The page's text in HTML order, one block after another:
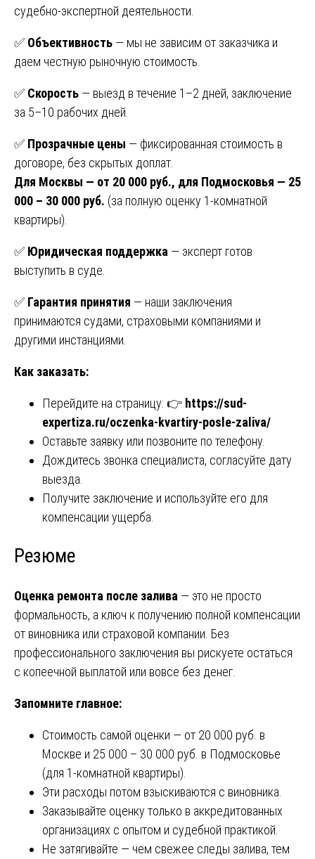
судебно-экспертной деятельности.
✅ Объективность — мы не зависим от заказчика и
даем честную рыночную стоимость.
✅ Скорость — выезд в течение 1–2 дней, заключение
за 5–10 рабочих дней.
✅ Прозрачные цены — фиксированная стоимость в
договоре, без скрытых доплат.
Для Москвы — от 20 000 руб., для Подмосковья — 25
000 – 30 000 руб. (за полную оценку 1-комнатной
квартиры).
✅ Юридическая поддержка — эксперт готов
выступить в суде.
✅ Гарантия принятия — наши заключения
принимаются судами, страховыми компаниями и
другими инстанциями.
Как заказать:
Перейдите на страницу: 👉 https://sud-
expertiza.ru/oczenka-kvartiry-posle-zaliva/
Оставьте заявку или позвоните по телефону.
Дождитесь звонка специалиста, согласуйте дату
выезда.
Получите заключение и используйте его для
компенсации ущерба.
Резюме
Оценка ремонта после залива — это не просто
формальность, а ключ к получению полной компенсации
от виновника или страховой компании. Без
профессионального заключения вы рискуете остаться
с копеечной выплатой или вовсе без денег.
Запомните главное:
Стоимость самой оценки — от 20 000 руб. в
Москве и 25 000 – 30 000 руб. в Подмосковье
(для 1-комнатной квартиры).
Эти расходы потом взыскиваются с виновника.
Заказывайте оценку только в аккредитованных
организациях с опытом и судебной практикой.
Не затягивайте — чем свежее следы залива, тем